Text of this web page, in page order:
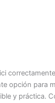
correctamente
opción para
y práctica.